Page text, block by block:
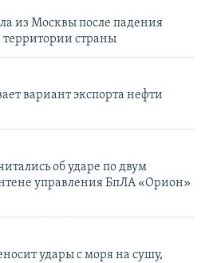
из Москвы после падения
территории страны
вариант экспорта нефти
об ударе по двум
управления БпЛА «Орион»
удары с моря на сушу,